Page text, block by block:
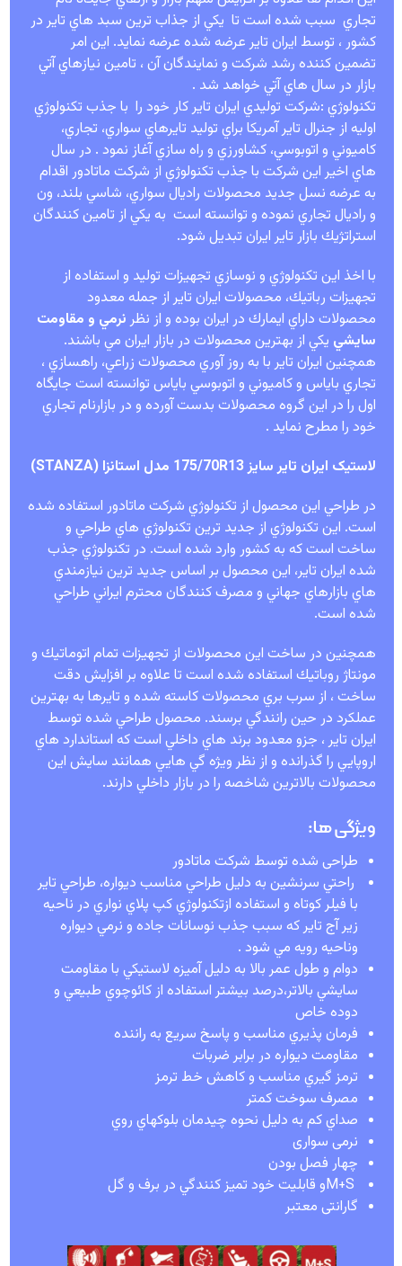
تجاري سبب شده است تا يكي از جذاب ترين سبد هاي تاير در
كشور ، توسط ايران تاير عرضه شده عرضه نمايد. اين امر
تضمين كننده رشد شركت و نمايندگان آن ، تامين نيازهاي آتي
بازار در سال هاي آتي خواهد شد .
تكنولوژي :شركت توليدي ايران تاير كار خود را با جذب تكنولوژي
اوليه از جنرال تاير آمريكا براي توليد تايرهاي سواري، تجاري،
كاميوني و اتوبوسي، كشاورزي و راه سازي آغاز نمود . در سال
هاي اخير اين شركت با جذب تكنولوژي از شركت ماتادور اقدام
به عرضه نسل جديد محصولات راديال سواري، شاسي بلند، ون
و راديال تجاري نموده و توانسته است به يكي از تامين كنندگان
استراتژيك بازار تاير ايران تبديل شود.
با اخذ اين تكنولوژي و نوسازي تجهيزات توليد و استفاده از
تجهيزات رباتيك، محصولات ايران تاير از جمله معدود
محصولات داراي ايمارك در ايران بوده و از نظرنرمي و مقاومت
سايشي يكي از بهترين محصولات در بازار ايران مي باشند.
همچنين ايران تاير با به روز آوري محصولات زراعي، راهسازي ،
تجاري باياس و كاميوني و اتوبوسي باياس توانسته است جايگاه
اول را در اين گروه محصولات بدست آورده و در بازارنام تجاري
خود را مطرح نمايد .
لاستیک ایران تایر سایز 175/70R13 مدل استانزا (STANZA)
در طراحي اين محصول از تكنولوژي شركت ماتادور استفاده شده
است. اين تكنولوژي از جديد ترين تكنولوژي هاي طراحي و
ساخت است كه به كشور وارد شده است. در تكنولوژي جذب
شده ايران تاير، اين محصول بر اساس جديد ترين نيازمندي
هاي بازارهاي جهاني و مصرف كنندگان محترم ايراني طراحي
شده است.
همچنين در ساخت اين محصولات از تجهيزات تمام اتوماتيك و
مونتاژ روباتيك استفاده شده است تا علاوه بر افزايش دقت
ساخت ، از سرب بري محصولات كاسته شده و تايرها به بهترين
عملكرد در حين رانندگي برسند. محصول طراحي شده توسط
ايران تاير ، جزو معدود برند هاي داخلي است كه استاندارد هاي
اروپايي را گذرانده و از نظر ويژه گي هايي همانند سايش اين
محصولات بالاترين شاخصه را در بازار داخلي دارند.
ویژگی ها:
طراحی شده توسط شرکت ماتادور
راحتي سرنشين به دليل طراحي مناسب ديواره، طراحي تاير
با فيلر كوتاه و استفاده ازتكنولوژي كپ پلاي نواري در ناحيه
زير آج تاير كه سبب جذب نوسانات جاده و نرمي ديواره
وناحيه رويه مي شود .
دوام و طول عمر بالا به دليل آميزه لاستيكي با مقاومت
سايشي بالاتر،درصد بيشتر استفاده از كائوچوي طبيعي و
دوده خاص
فرمان پذيري مناسب و پاسخ سريع به راننده
مقاومت ديواره در برابر ضربات
ترمز گيري مناسب و كاهش خط ترمز
مصرف سوخت كمتر
صداي كم به دليل نحوه چيدمان بلوكهاي روي
نرمی سواری
چهار فصل بودن
M+Sو قابليت خود تميز كنندگي در برف و گل
گارانتی معتبر